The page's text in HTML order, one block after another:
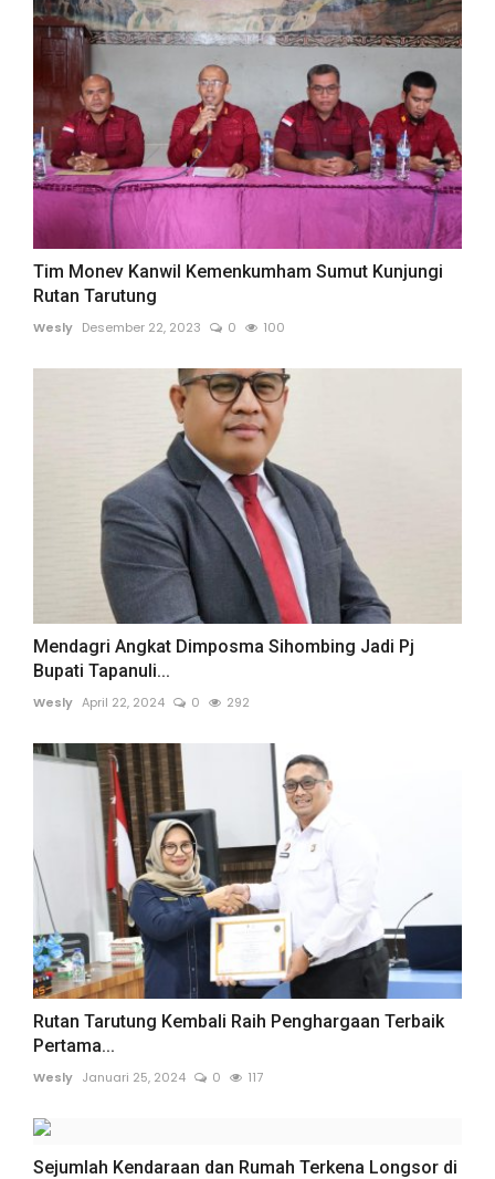
Tim Monev Kanwil Kemenkumham Sumut Kunjungi
Rutan Tarutung
Wesly Desember 22, 2023 0 100
Mendagri Angkat Dimposma Sihombing Jadi Pj
Bupati Tapanuli...
Wesly April 22, 2024 0 292
Rutan Tarutung Kembali Raih Penghargaan Terbaik
Pertama...
Wesly Januari 25, 2024 0 117
Sejumlah Kendaraan dan Rumah Terkena Longsor di